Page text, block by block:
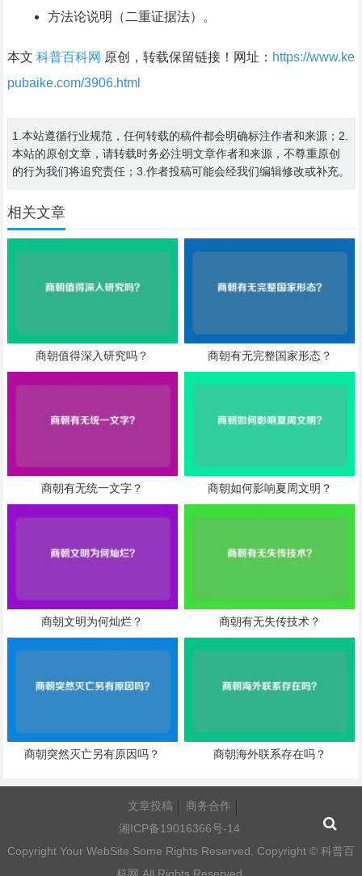
方法论说明（二重证据法）。
本文 科普百科网 原创，转载保留链接！网址： https://www.ke
pubaike.com/3906.html
1.本站遵循行业规范，任何转载的稿件都会明确标注作者和来源；2.
本站的原创文章，请转载时务必注明文章作者和来源，不尊重原创
的行为我们将追究责任；3.作者投稿可能会经我们编辑修改或补充。
相关文章
商朝值得深入研究吗？ 商朝有无完整国家形态？
商朝有无统一文字？ 商朝如何影响夏周文明？
商朝文明为何灿烂？ 商朝有无失传技术？
商朝突然灭亡另有原因吗？ 商朝海外联系存在吗？
文章投稿
商务合作
湘ICP备19016366号-14
Copyright Your WebSite.Some Rights Reserved. Copyright © 科普百